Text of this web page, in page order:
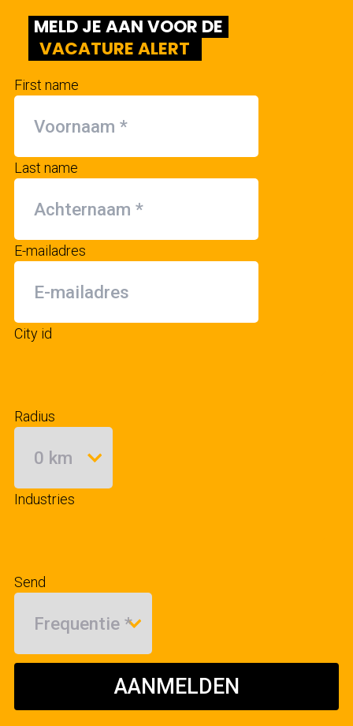
MELD JE AAN VOOR DE
VACATURE ALERT
First name
Last name
E-mailadres
City id
Radius
Industries
Send
AANMELDEN